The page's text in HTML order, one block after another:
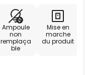
Ampoule
non
remplaça
ble
Mise en
marche
du produit